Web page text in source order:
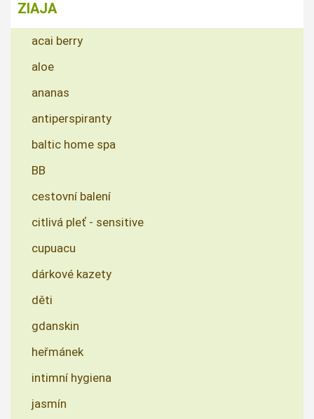
ZIAJA
acai berry
aloe
ananas
antiperspiranty
baltic home spa
BB
cestovní balení
citlivá pleť - sensitive
cupuacu
dárkové kazety
děti
gdanskin
heřmánek
intimní hygiena
jasmín